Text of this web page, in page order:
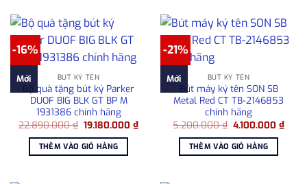
-16%
Mới BÚT KÝ TÊN
Bộ quà tặng bút ký Parker
DUOF BIG BLK GT BP M
1931386 chính hãng
22.890.000₫ Giá
là:
22.890.000 ₫.
19.180.000₫Giá
hiện
19.180.000 ₫.
THÊM VÀO GIỎ HÀNG
-21%
Mới BÚT KÝ TÊN
Bút máy ký tên SON SB
Metal Red CT TB-2146853
chính hãng
5.200.000₫ Giá
là:
5.200.000 ₫.
4.100.000₫Giá
hiện
THÊM VÀO GIỎ HÀNG